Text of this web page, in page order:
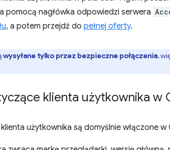
pomocą nagłówka odpowiedzi serwera
, a potem przejdź do pełnej oferty.
wysyłane tylko przez bezpieczne połączenia,
klienta użytkownika w
użytkownika są domyślnie włączone w